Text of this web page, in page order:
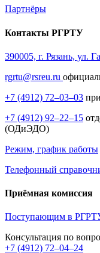
Партнёры
Контакты РГРТУ
390005, г. Рязань, ул.
rgrtu@rsreu.ru
+7 (4912) 72–03–03
+7 (4912) 92–22–15
(ОДиЭДО)
Режим, график работы
Телефонный
Приёмная комиссия
Поступающим в
Консультация по
+7 (4912) 72–04–24